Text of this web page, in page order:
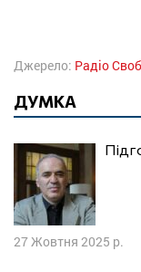
Джерело: Радіо
ДУМКА
27 Жовтня 2025 р.